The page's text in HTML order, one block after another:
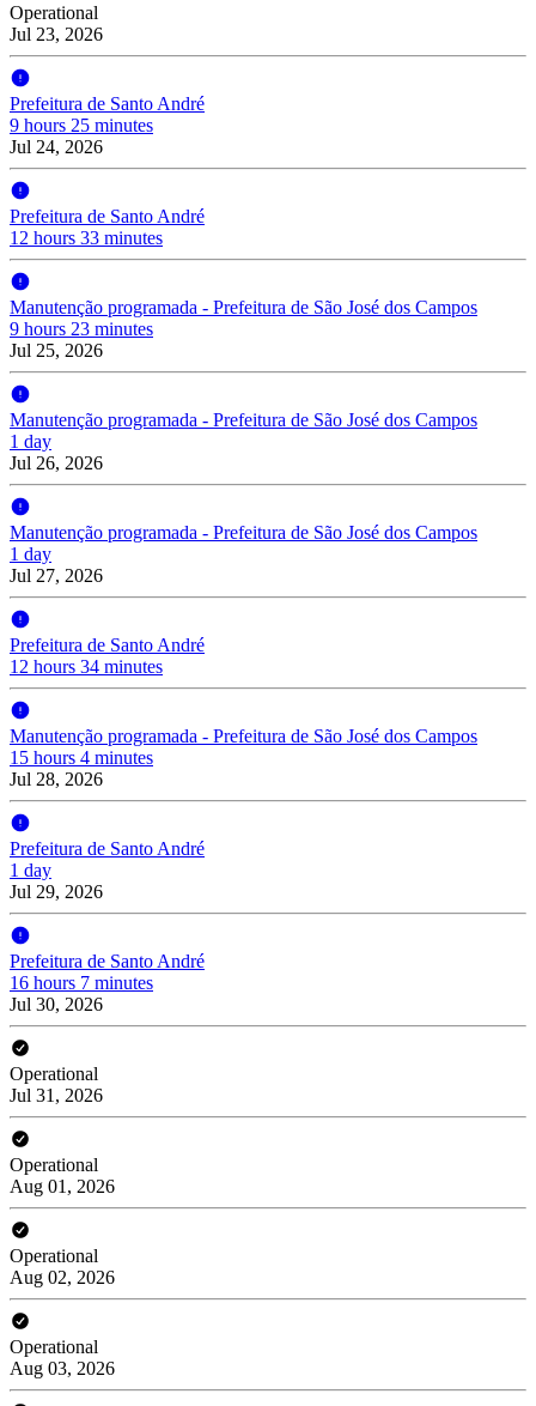
Operational
Jul 23, 2026
Prefeitura de Santo André
9 hours 25 minutes
Jul 24, 2026
Prefeitura de Santo André
12 hours 33 minutes
Manutenção programada - Prefeitura de São José dos Campos
9 hours 23 minutes
Jul 25, 2026
Manutenção programada - Prefeitura de São José dos Campos
1 day
Jul 26, 2026
Manutenção programada - Prefeitura de São José dos Campos
1 day
Jul 27, 2026
Prefeitura de Santo André
12 hours 34 minutes
Manutenção programada - Prefeitura de São José dos Campos
15 hours 4 minutes
Jul 28, 2026
Prefeitura de Santo André
1 day
Jul 29, 2026
Prefeitura de Santo André
16 hours 7 minutes
Jul 30, 2026
Operational
Jul 31, 2026
Operational
Aug 01, 2026
Operational
Aug 02, 2026
Operational
Aug 03, 2026